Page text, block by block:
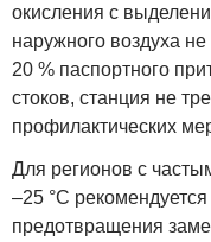
окисления с
наружного воздуха
20 % паспортного
стоков, станция не
профилактических
Для регионов с
–25 °C
предотвращения